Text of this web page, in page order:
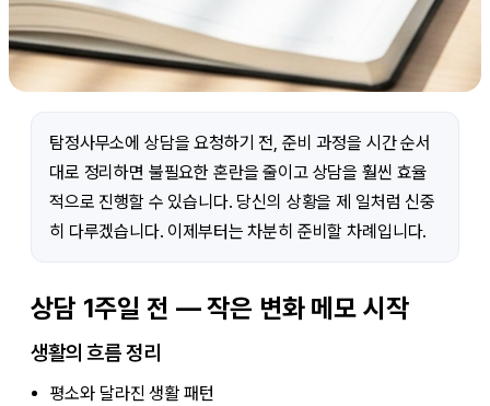
탐정사무소에 상담을 요청하기 전, 준비 과정을 시간 순서
대로 정리하면 불필요한 혼란을 줄이고 상담을 훨씬 효율
적으로 진행할 수 있습니다. 당신의 상황을 제 일처럼 신중
히 다루겠습니다. 이제부터는 차분히 준비할 차례입니다.
상담 1주일 전 — 작은 변화 메모 시작
생활의 흐름 정리
평소와 달라진 생활 패턴